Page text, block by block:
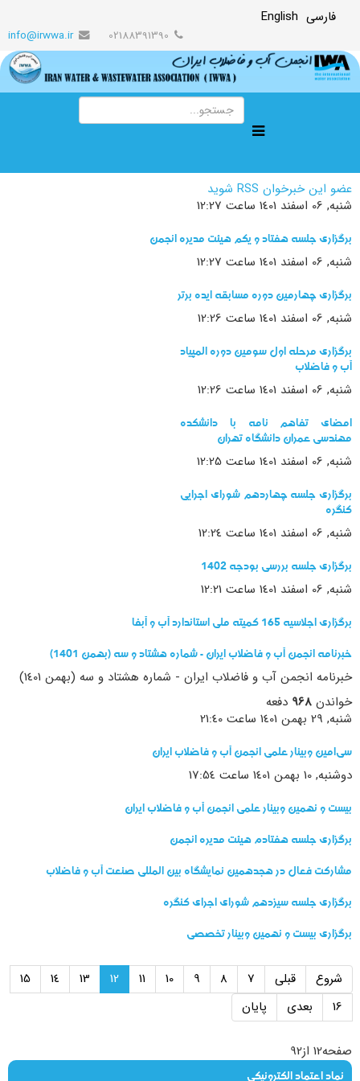
فارسی English
info@irwwa.ir
عضو این خبرخوان RSS شوید
شنبه, 06 اسفند 1401 ساعت 12:27
برگزاری جلسه هفتاد و یکم هیئت مدیره انجمن
شنبه, 06 اسفند 1401 ساعت 12:27
برگزاری چهارمین دوره مسابقه ایده برتر
شنبه, 06 اسفند 1401 ساعت 12:26
برگزاری مرحله اول سومین دوره المپیاد
آب و فاضلاب
شنبه, 06 اسفند 1401 ساعت 12:26
امضای تفاهم نامه با دانشکده
مهندسی عمران دانشگاه تهران
شنبه, 06 اسفند 1401 ساعت 12:25
برگزاری جلسه چهاردهم شورای اجرایی
کنگره
شنبه, 06 اسفند 1401 ساعت 12:24
برگزاری جلسه بررسی بودجه 1402
شنبه, 06 اسفند 1401 ساعت 12:21
برگزاری اجلاسیه 165 کمیته ملی استاندارد آب و آبفا
خبرنامه انجمن آب و فاضلاب ایران - شماره هشتاد و سه (بهمن 1401)
خبرنامه انجمن آب و فاضلاب ایران - شماره هشتاد و سه (بهمن 1401)
خواندن 968 دفعه
شنبه, 29 بهمن 1401 ساعت 21:40
سی‌امین وبینار علمی انجمن آب و فاضلاب ایران
دوشنبه, 10 بهمن 1401 ساعت 17:54
بیست و نهمین وبینار علمی انجمن آب و فاضلاب ایران
برگزاری جلسه هفتادم هیئت مدیره انجمن
مشارکت فعال در هجدهمین نمایشگاه بین المللی صنعت آب و فاضلاب
برگزاری جلسه سیزدهم شورای اجرای کنگره
برگزاری بیست و نهمین وبينار تخصصی
شروع قبلی 7
8
9
10
11
12
13
14
15
16
بعدی پایان
صفحه12 از92
نماد اعتماد الکترونیکی